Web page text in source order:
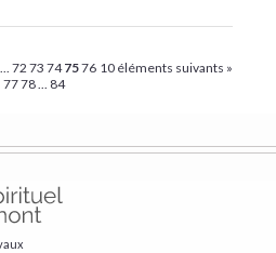
10 éléments suivants »
... 72 73 74 7576
7778... 84